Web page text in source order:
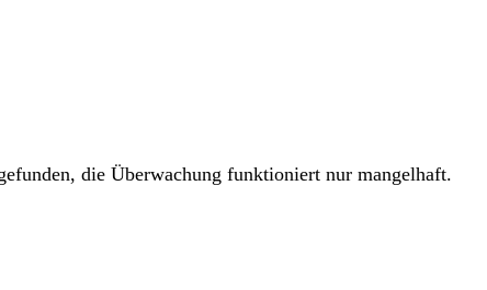
die Überwachung funktioniert nur mangelhaft.